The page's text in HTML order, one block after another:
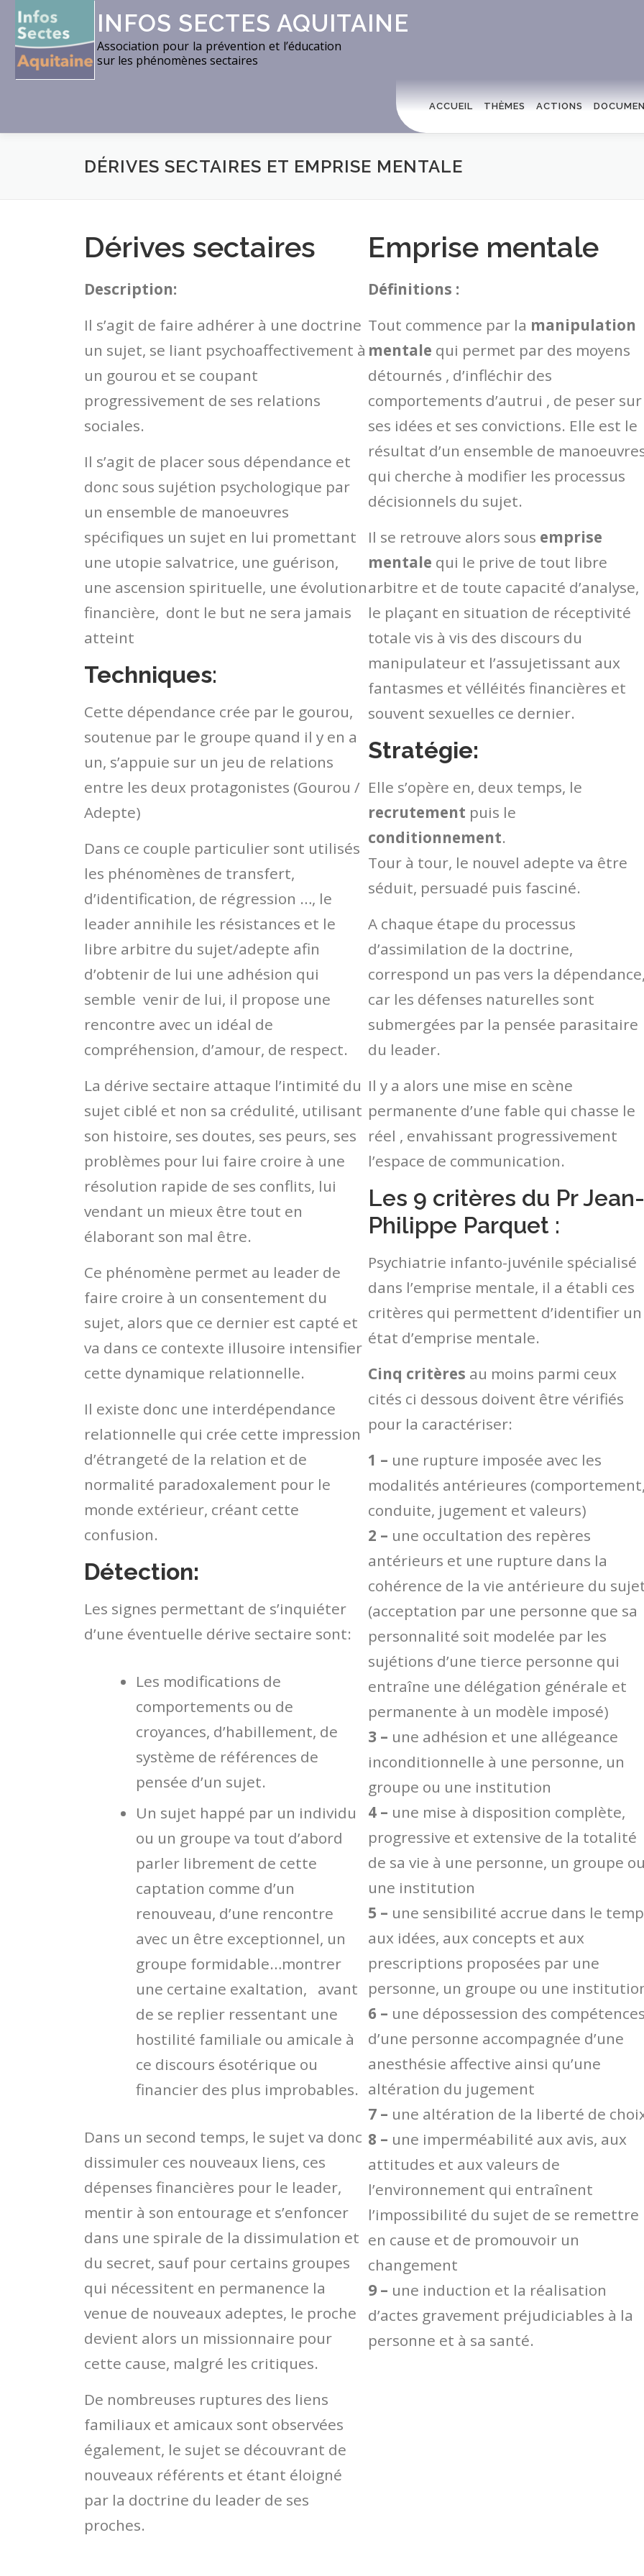
Aller
contenu
INFOS SECTES AQUITAINE
Association pour la prévention et l’éducation
sur les phénomènes sectaires
ACCUEIL THÈMES ACTIONS
DÉRIVES SECTAIRES ET EMPRISE MENTALE
Dérives sectaires
Description:
Il s’agit de faire adhérer à une doctrine
un sujet, se liant psychoaffectivement à
un gourou et se coupant
progressivement de ses relations
sociales.
Il s’agit de placer sous dépendance et
donc sous sujétion psychologique par
un ensemble de manoeuvres
spécifiques un sujet en lui promettant
une utopie salvatrice, une guérison,
une ascension spirituelle, une évolution
financière, dont le but ne sera jamais
atteint
Techniques:
Cette dépendance crée par le gourou,
soutenue par le groupe quand il y en a
un, s’appuie sur un jeu de relations
entre les deux protagonistes (Gourou /
Adepte)
Dans ce couple particulier sont utilisés
les phénomènes de transfert,
d’identification, de régression …, le
leader annihile les résistances et le
libre arbitre du sujet/adepte afin
d’obtenir de lui une adhésion qui
semble venir de lui, il propose une
rencontre avec un idéal de
compréhension, d’amour, de respect.
La dérive sectaire attaque l’intimité du
sujet ciblé et non sa crédulité, utilisant
son histoire, ses doutes, ses peurs, ses
problèmes pour lui faire croire à une
résolution rapide de ses conflits, lui
vendant un mieux être tout en
élaborant son mal être.
Ce phénomène permet au leader de
faire croire à un consentement du
sujet, alors que ce dernier est capté et
va dans ce contexte illusoire intensifier
cette dynamique relationnelle.
Il existe donc une interdépendance
relationnelle qui crée cette impression
d’étrangeté de la relation et de
normalité paradoxalement pour le
monde extérieur, créant cette
confusion.
Détection:
Les signes permettant de s’inquiéter
d’une éventuelle dérive sectaire sont:
Les modifications de
comportements ou de
croyances, d’habillement, de
système de références de
pensée d’un sujet.
Un sujet happé par un individu
ou un groupe va tout d’abord
parler librement de cette
captation comme d’un
renouveau, d’une rencontre
avec un être exceptionnel, un
groupe formidable…montrer
une certaine exaltation, avant
de se replier ressentant une
hostilité familiale ou amicale à
ce discours ésotérique ou
financier des plus improbables.
Dans un second temps, le sujet va donc
dissimuler ces nouveaux liens, ces
dépenses financières pour le leader,
mentir à son entourage et s’enfoncer
dans une spirale de la dissimulation et
du secret, sauf pour certains groupes
qui nécessitent en permanence la
venue de nouveaux adeptes, le proche
devient alors un missionnaire pour
cette cause, malgré les critiques.
De nombreuses ruptures des liens
familiaux et amicaux sont observées
également, le sujet se découvrant de
nouveaux référents et étant éloigné
par la doctrine du leader de ses
proches.
Emprise mentale
Définitions :
Tout commence par la manipulation
mentale qui permet par des moyens
détournés , d’infléchir des
comportements d’autrui , de peser sur
ses idées et ses convictions. Elle est le
résultat d’un ensemble de
qui cherche à modifier les processus
décisionnels du sujet.
Il se retrouve alors sous emprise
mentale qui le prive de tout libre
arbitre et de toute capacité d’analyse,
le plaçant en situation de réceptivité
totale vis à vis des discours du
manipulateur et l’assujetissant aux
fantasmes et vélléités financières et
souvent sexuelles ce dernier.
Stratégie:
Elle s’opère en, deux temps, le
recrutement puis le
conditionnement.
Tour à tour, le nouvel adepte va être
séduit, persuadé puis fasciné.
A chaque étape du processus
d’assimilation de la doctrine,
correspond un pas vers la
car les défenses naturelles sont
submergées par la pensée parasitaire
du leader.
Il y a alors une mise en scène
permanente d’une fable qui chasse le
réel , envahissant progressivement
l’espace de communication.
Les 9 critères du Pr Jean-
Philippe Parquet :
Psychiatrie infanto-juvénile spécialisé
dans l’emprise mentale, il a établi ces
critères qui permettent d’identifier un
état d’emprise mentale.
Cinq critères au moins parmi ceux
cités ci dessous doivent être vérifiés
pour la caractériser:
1 – une rupture imposée avec les
modalités antérieures
conduite, jugement et valeurs)
2 – une occultation des repères
antérieurs et une rupture dans la
cohérence de la vie antérieure du
(acceptation par une personne que sa
personnalité soit modelée par les
sujétions d’une tierce personne qui
entraîne une délégation générale et
permanente à un modèle imposé)
3 – une adhésion et une allégeance
inconditionnelle à une personne, un
groupe ou une institution
4 – une mise à disposition complète,
progressive et extensive de la totalité
de sa vie à une personne, un groupe
une institution
5 – une sensibilité accrue dans le
aux idées, aux concepts et aux
prescriptions proposées par une
personne, un groupe ou une
6 – une dépossession des
d’une personne accompagnée d’une
anesthésie affective ainsi qu’une
altération du jugement
7 – une altération de la liberté de
8 – une imperméabilité aux avis, aux
attitudes et aux valeurs de
l’environnement qui entraînent
l’impossibilité du sujet de se remettre
en cause et de promouvoir un
changement
9 – une induction et la réalisation
d’actes gravement préjudiciables à la
personne et à sa santé.